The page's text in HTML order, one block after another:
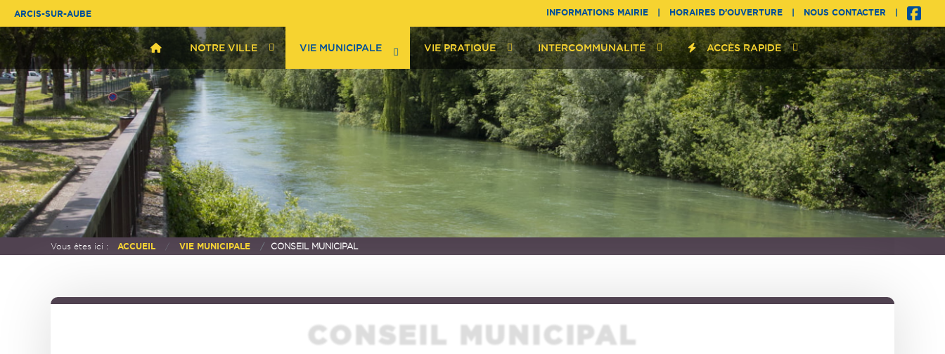
ARCIS-SUR-AUBE INFORMATIONS MAIRIE HORAIRES D’OUVERTURE NOUS CONTACTER
NOTRE VILLE VIE MUNICIPALE VIE PRATIQUE INTERCOMMUNALITÉ ACCÈS RAPIDE
Vous êtes ici : ACCUEIL VIE MUNICIPALE CONSEIL MUNICIPAL
CONSEIL MUNICIPAL